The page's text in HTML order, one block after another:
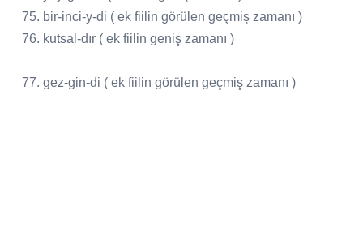
75. bir-inci-y-di ( ek fiilin görülen geçmiş zamanı )
76. kutsal-dır ( ek fiilin geniş zamanı )
77. gez-gin-di ( ek fiilin görülen geçmiş zamanı )